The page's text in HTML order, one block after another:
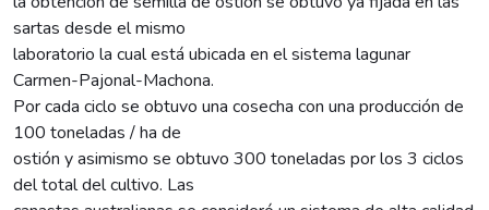
sartas desde el mismo
laboratorio la cual está ubicada en el sistema lagunar
Carmen-Pajonal-Machona.
Por cada ciclo se obtuvo una cosecha con una producción de
100 toneladas / ha de
ostión y asimismo se obtuvo 300 toneladas por los 3 ciclos
del total del cultivo. Las